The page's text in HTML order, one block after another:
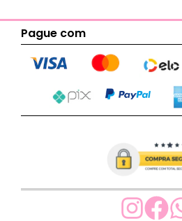
Pague com